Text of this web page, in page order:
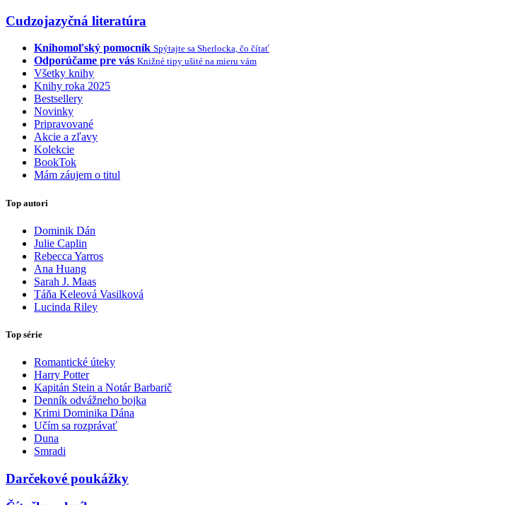
Cudzojazyčná literatúra
Knihomoľský pomocník Spýtajte sa Sherlocka, čo čítať
Odporúčame pre vás Knižné tipy ušité na mieru vám
Všetky knihy
Knihy roka 2025
Bestsellery
Novinky
Pripravované
Akcie a zľavy
Kolekcie
BookTok
Mám záujem o titul
Top autori
Dominik Dán
Julie Caplin
Rebecca Yarros
Ana Huang
Sarah J. Maas
Táňa Keleová Vasilková
Lucinda Riley
Top série
Romantické úteky
Harry Potter
Kapitán Stein a Notár Barbarič
Denník odvážneho bojka
Krimi Dominika Dána
Učím sa rozprávať
Duna
Smradi
Darčekové poukážky